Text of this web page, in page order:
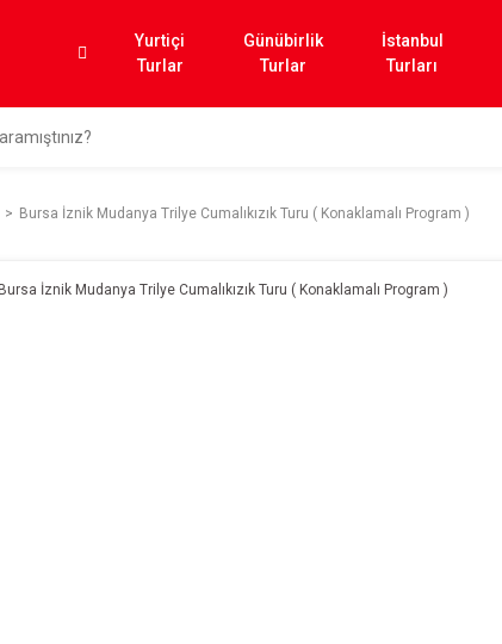
Yurtiçi
Turlar
Günübirlik
Turlar
İstanbul
Turları
Bursa İznik Mudanya Trilye Cumalıkızık Turu ( Konaklamalı Program )